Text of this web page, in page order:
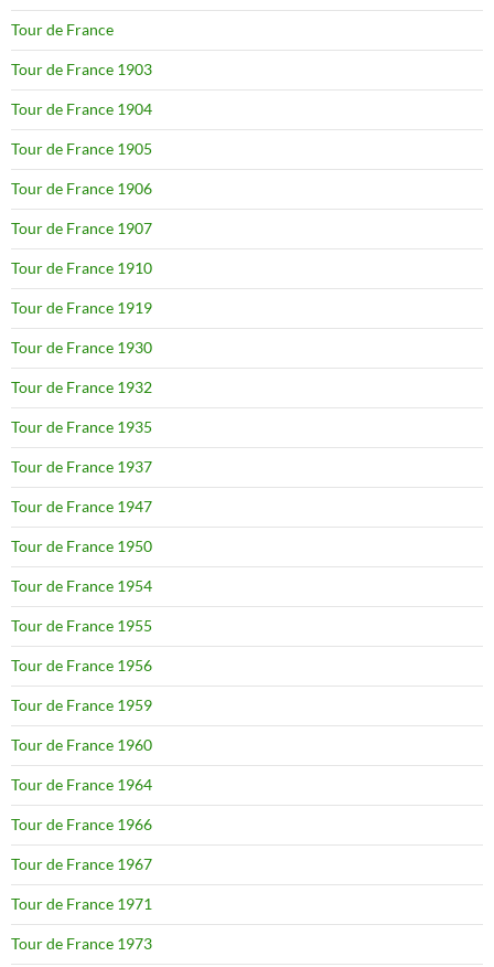
Tour de France
Tour de France 1903
Tour de France 1904
Tour de France 1905
Tour de France 1906
Tour de France 1907
Tour de France 1910
Tour de France 1919
Tour de France 1930
Tour de France 1932
Tour de France 1935
Tour de France 1937
Tour de France 1947
Tour de France 1950
Tour de France 1954
Tour de France 1955
Tour de France 1956
Tour de France 1959
Tour de France 1960
Tour de France 1964
Tour de France 1966
Tour de France 1967
Tour de France 1971
Tour de France 1973